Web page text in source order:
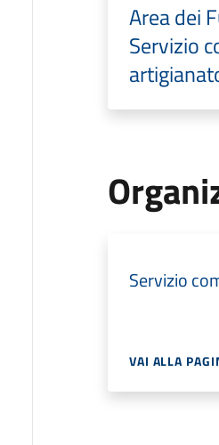
Area dei
Servizio
Servizio
VAI ALLA